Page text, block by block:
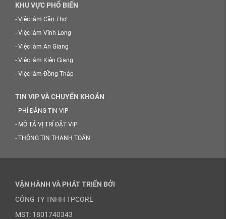
KHU VỰC PHỔ BIẾN
- Việc làm Cần Thơ
- Việc làm Vĩnh Long
- Việc làm An Giang
- Việc làm Kiên Giang
- Việc làm Đồng Tháp
TIN VIP VÀ CHUYỂN KHOẢN
- PHÍ ĐĂNG TIN VIP
- MÔ TẢ VỊ TRÍ ĐẶT VIP
- THÔNG TIN THANH TOÁN
VẬN HÀNH VÀ PHÁT TRIỂN BỞI
CÔNG TY TNHH TPCORE
MST: 1801740343